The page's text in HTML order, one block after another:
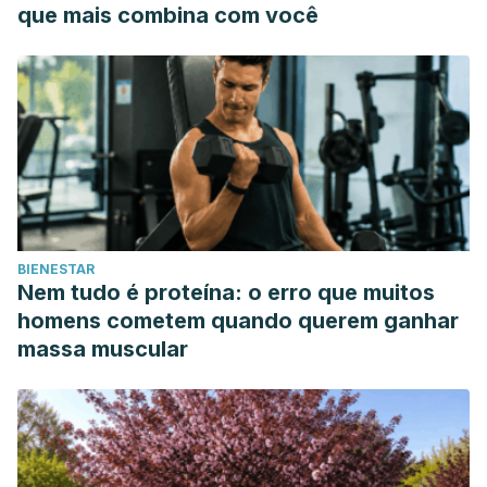
que mais combina com você
BIENESTAR
Nem tudo é proteína: o erro que muitos
homens cometem quando querem ganhar
massa muscular